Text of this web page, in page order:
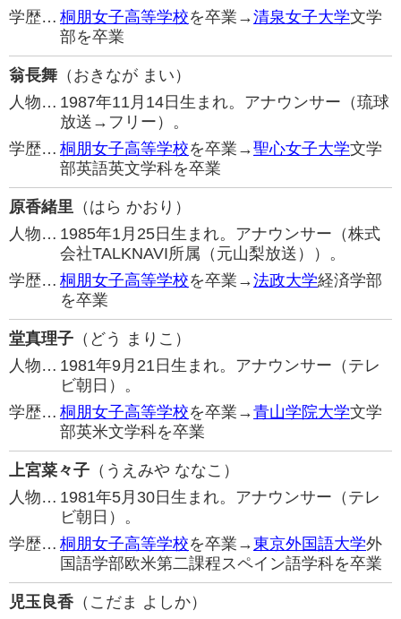
学歴… 桐朋女子高等学校を卒業→清泉女子大学文学
部を卒業
翁長舞 （おきなが まい）
人物… 1987年11月14日生まれ。アナウンサー（琉球
放送→フリー）。
学歴… 桐朋女子高等学校を卒業→聖心女子大学文学
部英語英文学科を卒業
原香緒里 （はら かおり）
人物… 1985年1月25日生まれ。アナウンサー（株式
会社TALKNAVI所属（元山梨放送））。
学歴… 桐朋女子高等学校を卒業→法政大学経済学部
を卒業
堂真理子 （どう まりこ）
人物… 1981年9月21日生まれ。アナウンサー（テレ
ビ朝日）。
学歴… 桐朋女子高等学校を卒業→青山学院大学文学
部英米文学科を卒業
上宮菜々子 （うえみや ななこ）
人物… 1981年5月30日生まれ。アナウンサー（テレ
ビ朝日）。
学歴… 桐朋女子高等学校を卒業→東京外国語大学外
国語学部欧米第二課程スペイン語学科を卒業
児玉良香 （こだま よしか）